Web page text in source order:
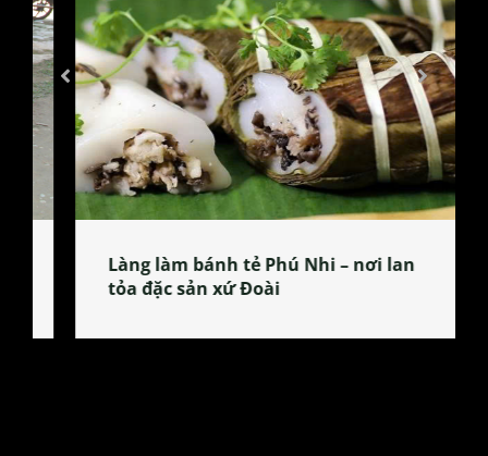
Làng làm bánh tẻ Phú Nhi – nơi lan
tỏa đặc sản xứ Đoài